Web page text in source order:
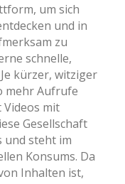
um sich
und in
zu
schnelle,
kürzer, witziger
mehr Aufrufe
mit
Gesellschaft
und steht im
Konsums. Da
Inhalten ist,